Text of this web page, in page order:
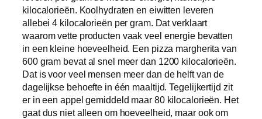
kilocalorieën. Koolhydraten en eiwitten leveren
allebei 4 kilocalorieën per gram. Dat verklaart
waarom vette producten vaak veel energie bevatten
in een kleine hoeveelheid. Een pizza margherita van
600 gram bevat al snel meer dan 1200 kilocalorieën.
Dat is voor veel mensen meer dan de helft van de
dagelijkse behoefte in één maaltijd. Tegelijkertijd zit
er in een appel gemiddeld maar 80 kilocalorieën. Het
gaat dus niet alleen om hoeveelheid, maar ook om